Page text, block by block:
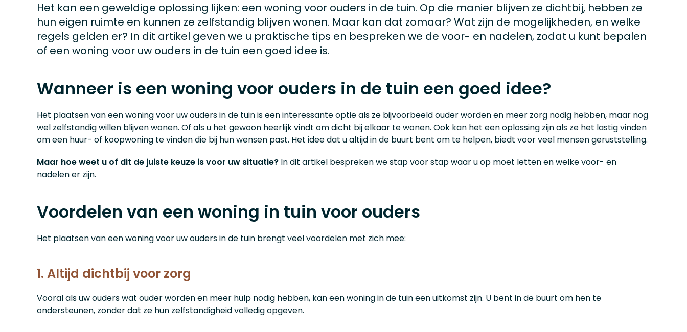
Het kan een geweldige oplossing lijken: een woning voor ouders in de tuin. Op die manier blijven ze dichtbij, hebben ze
hun eigen ruimte en kunnen ze zelfstandig blijven wonen. Maar kan dat zomaar? Wat zijn de mogelijkheden, en welke
regels gelden er? In dit artikel geven we u praktische tips en bespreken we de voor- en nadelen, zodat u kunt bepalen
of een woning voor uw ouders in de tuin een goed idee is.
Wanneer is een woning voor ouders in de tuin een goed idee?
Het plaatsen van een woning voor uw ouders in de tuin is een interessante optie als ze bijvoorbeeld ouder worden en meer zorg nodig hebben, maar nog
wel zelfstandig willen blijven wonen. Of als u het gewoon heerlijk vindt om dicht bij elkaar te wonen. Ook kan het een oplossing zijn als ze het lastig vinden
om een huur- of koopwoning te vinden die bij hun wensen past. Het idee dat u altijd in de buurt bent om te helpen, biedt voor veel mensen geruststelling.
Maar hoe weet u of dit de juiste keuze is voor uw situatie? In dit artikel bespreken we stap voor stap waar u op moet letten en welke voor- en
nadelen er zijn.
Voordelen van een woning in tuin voor ouders
Het plaatsen van een woning voor uw ouders in de tuin brengt veel voordelen met zich mee:
1. Altijd dichtbij voor zorg
Vooral als uw ouders wat ouder worden en meer hulp nodig hebben, kan een woning in de tuin een uitkomst zijn. U bent in de buurt om hen te
ondersteunen, zonder dat ze hun zelfstandigheid volledig opgeven.